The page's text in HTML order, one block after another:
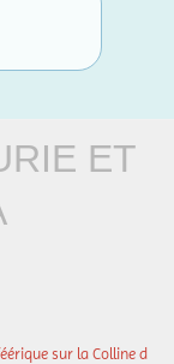
ET
sur la Colline des